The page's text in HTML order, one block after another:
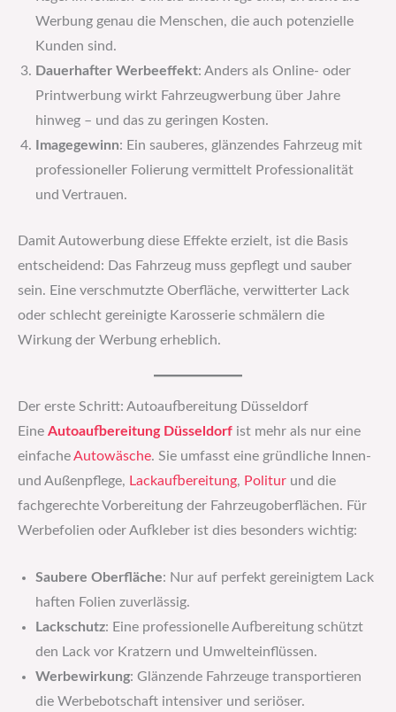
Werbung genau die Menschen, die auch potenzielle
Kunden sind.
Dauerhafter Werbeeffekt: Anders als Online- oder
Printwerbung wirkt Fahrzeugwerbung über Jahre
hinweg – und das zu geringen Kosten.
Imagegewinn: Ein sauberes, glänzendes Fahrzeug mit
professioneller Folierung vermittelt Professionalität
und Vertrauen.
Damit Autowerbung diese Effekte erzielt, ist die Basis
entscheidend: Das Fahrzeug muss gepflegt und sauber
sein. Eine verschmutzte Oberfläche, verwitterter Lack
oder schlecht gereinigte Karosserie schmälern die
Wirkung der Werbung erheblich.
Der erste Schritt: Autoaufbereitung Düsseldorf
Eine Autoaufbereitung Düsseldorf ist mehr als nur eine
einfache Autowäsche. Sie umfasst eine gründliche Innen-
und Außenpflege, Lackaufbereitung, Politur und die
fachgerechte Vorbereitung der Fahrzeugoberflächen. Für
Werbefolien oder Aufkleber ist dies besonders wichtig:
Saubere Oberfläche: Nur auf perfekt gereinigtem Lack
haften Folien zuverlässig.
Lackschutz: Eine professionelle Aufbereitung schützt
den Lack vor Kratzern und Umwelteinflüssen.
Werbewirkung: Glänzende Fahrzeuge transportieren
die Werbebotschaft intensiver und seriöser.